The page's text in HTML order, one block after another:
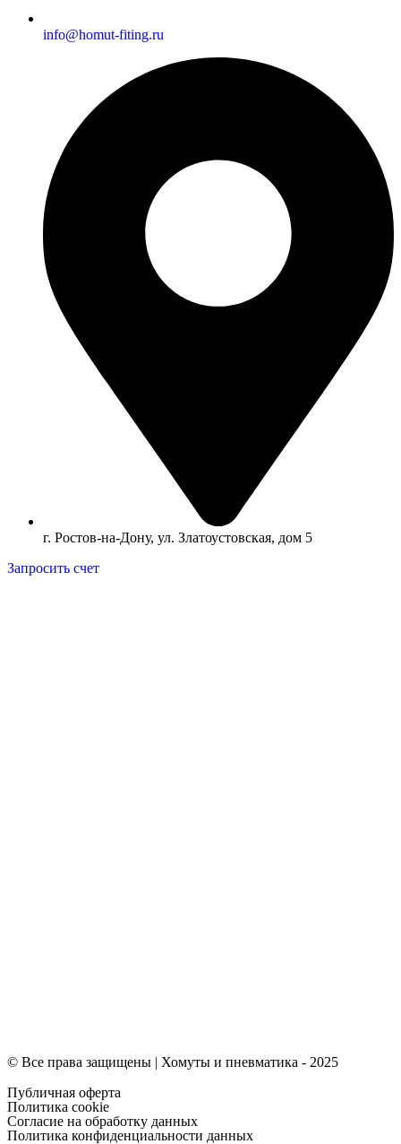
info@homut-fiting.ru
г. Ростов-на-Дону, ул. Златоустовская, дом 5
Запросить счет
© Все права защищены | Хомуты и пневматика - 2025
Публичная оферта
Политика cookie
Согласие на обработку данных
Политика конфиденциальности данных